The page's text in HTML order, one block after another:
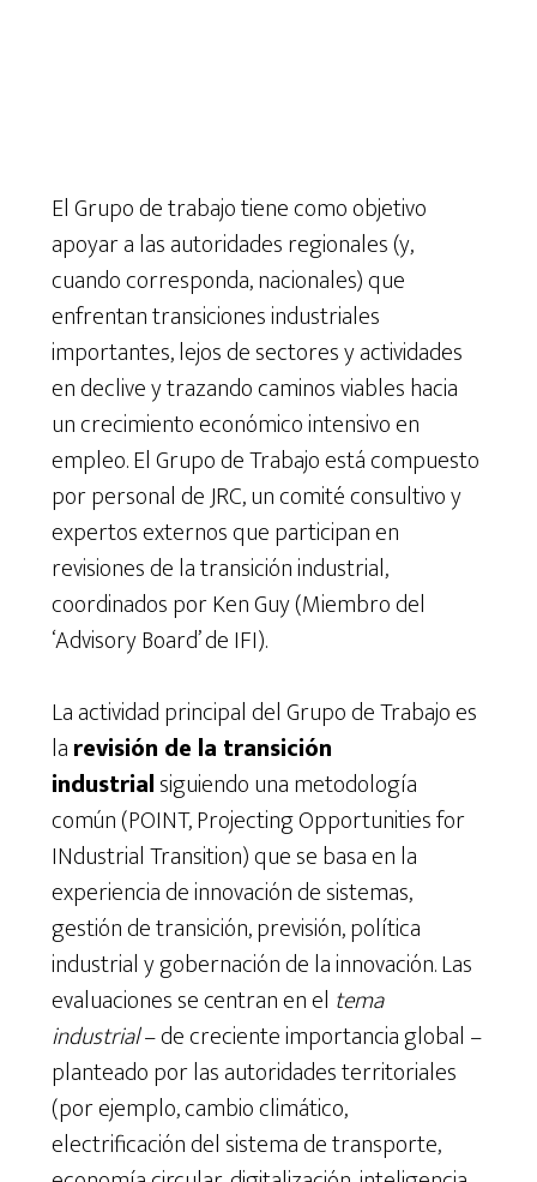
El Grupo de trabajo tiene como objetivo
apoyar a las autoridades regionales (y,
cuando corresponda, nacionales) que
enfrentan transiciones industriales
importantes, lejos de sectores y actividades
en declive y trazando caminos viables hacia
un crecimiento económico intensivo en
empleo. El Grupo de Trabajo está compuesto
por personal de JRC, un comité consultivo y
expertos externos que participan en
revisiones de la transición industrial,
coordinados por Ken Guy (Miembro del
‘Advisory Board’ de IFI).
La actividad principal del Grupo de Trabajo es
larevisión de la transición
industrialsiguiendo una metodología
común (POINT, Projecting Opportunities for
INdustrial Transition) que se basa en la
experiencia de innovación de sistemas,
gestión de transición, previsión, política
industrial y gobernación de la innovación. Las
evaluaciones se centran en el tema
industrial– de creciente importancia global –
planteado por las autoridades territoriales
(por ejemplo, cambio climático,
electrificación del sistema de transporte,